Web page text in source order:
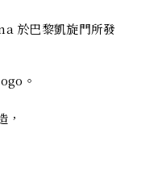
於巴黎凱旋門所發
。